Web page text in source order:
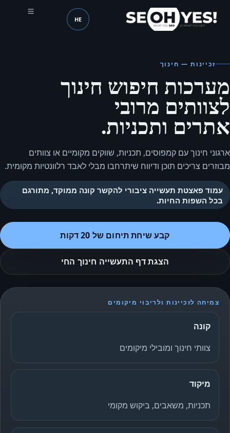
SEOH שפה (mobile header)
HE
זכיינות — חינוך
מערכות חיפוש חינוך
לצוותים מרובי
אתרים ותכניות.
ארגוני חינוך עם קמפוסים, תכניות, שווקים מקומיים או צוותים
מבוזרים צריכים תוכן ודיווח שיתרחבו מבלי לאבד רלוונטיות מקומית.
עמוד פאצטת תעשייה ציבורי להקשר קונה ממוקד, מתורגם
בכל השפות החיות.
קבע שיחת תיחום של 20 דקות
הצגת דף התעשייה חינוך החי
צמיחה לזכיינות ולריבוי מיקומים
קונה
צוותי חינוך ומובילי מיקומים
מיקוד
תכניות, משאבים, ביקוש מקומי